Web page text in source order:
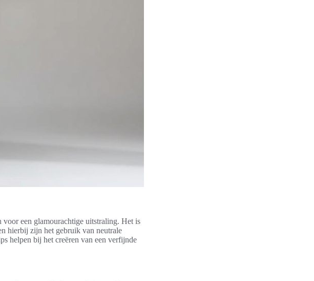
een glamourachtige uitstraling. Het is
hierbij zijn het gebruik van neutrale
helpen bij het creëren van een verfijnde